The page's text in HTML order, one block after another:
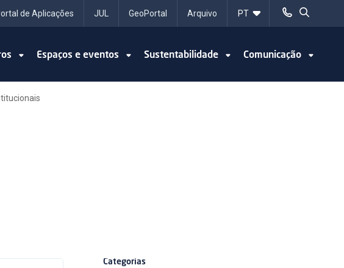
de Aplicações JUL GeoPortal Arquivo
Espaços e eventos Sustentabilidade Comunicação
Categorias